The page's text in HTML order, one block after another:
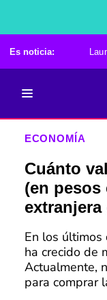
Es noticia:
ECONOMÍA
Cuánto
(en
extranjera
En los
ha crecido de
Actualmente,
para comprar